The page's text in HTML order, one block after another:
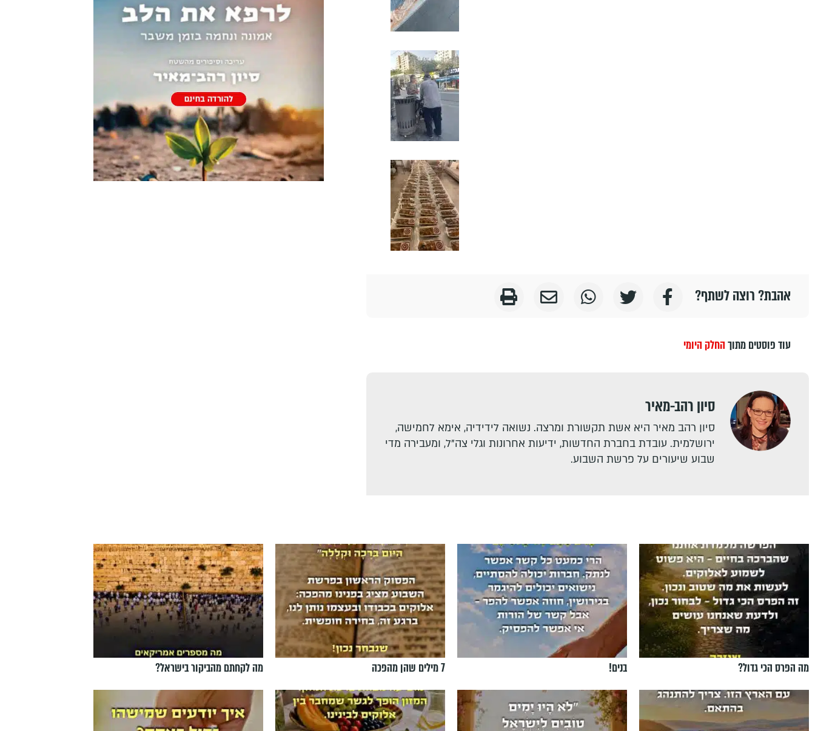
אהבת? רוצה לשתף?
עוד פוסטים מתוךהחלק היומי
סיון רהב-מאיר
סיון רהב מאיר היא אשת תקשורת ומרצה. נשואה לידידיה, אימא לחמישה,
ירושלמית. עובדת בחברת החדשות, ידיעות אחרונות וגלי צה"ל, ומעבירה מדי
שבוע שיעורים על פרשת השבוע.
מה הפרס הכי גדול? בנים! 7 מילים שהן מהפכה מה לקחתם מהביקור בישראל?